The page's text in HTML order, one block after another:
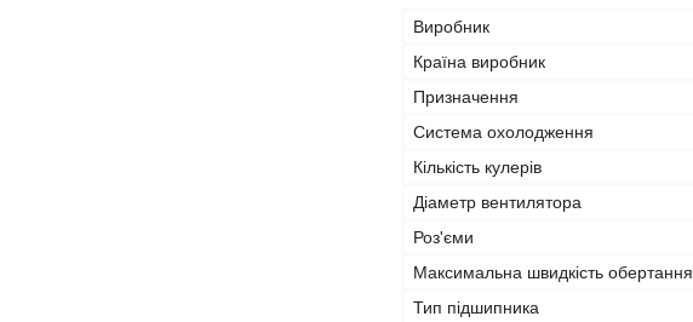
Виробник
Країна виробник
Призначення
Система охолодження
Кількість кулерів
Діаметр вентилятора
Роз'єми
Максимальна швидкість обертання
Тип підшипника